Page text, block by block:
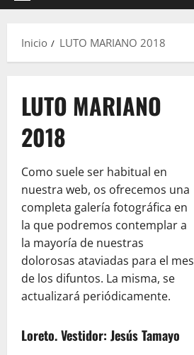
Inicio
LUTO MARIANO 2018
LUTO MARIANO
2018
Como suele ser habitual en
nuestra web, os ofrecemos una
completa galería fotográfica en
la que podremos contemplar a
la mayoría de nuestras
dolorosas ataviadas para el mes
de los difuntos. La misma, se
actualizará periódicamente.
Loreto. Vestidor: Jesús Tamayo